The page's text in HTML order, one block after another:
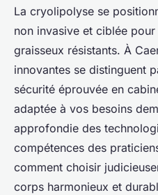
Top
cryolipolyse à
corps parfait
Sandro•30 septembre 2025•
La cryolipolyse se
non invasive et ciblée
graisseux résistants. À
innovantes se distinguent
sécurité éprouvée en
adaptée à vos besoins
approfondie des
compétences des
comment choisir
corps harmonieux et